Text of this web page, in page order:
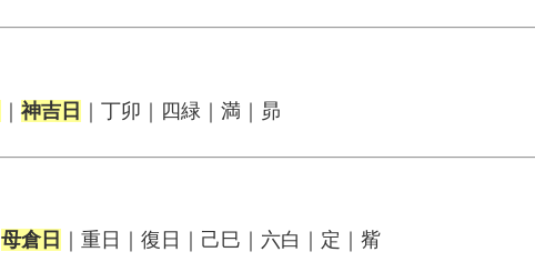
｜ 神吉日 ｜丁卯｜四緑｜満｜昴
母倉日 ｜重日｜復日｜己巳｜六白｜定｜觜